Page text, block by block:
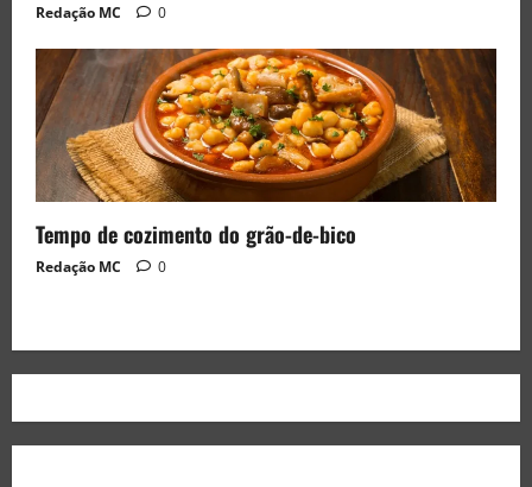
Redação MC 0
Tempo de cozimento do grão-de-bico
Redação MC 0